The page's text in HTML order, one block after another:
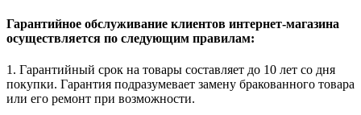
Гарантийное обслуживание клиентов интернет-магазина
осуществляется по следующим правилам:
1. Гарантийный срок на товары составляет до 10 лет со дня
покупки. Гарантия подразумевает замену бракованного товара
или его ремонт при возможности.